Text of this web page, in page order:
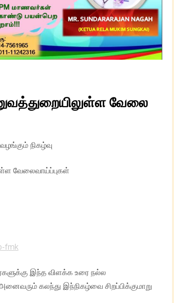
வேலை
நிகழ்வு
வேலைவாய்ப்புகள்
fmk
இந்த விளக்க உரை நல்ல
கலந்து இந்நிகழ்வை சிறப்பிக்குமாறு